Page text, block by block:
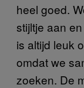
heel goed.
stijltje aan
is altijd leuk
omdat we
zoeken. De